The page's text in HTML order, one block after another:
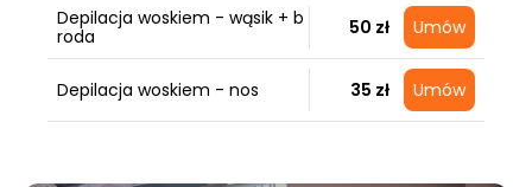
Depilacja woskiem - wąsik + b
roda
50 zł Umów
Depilacja woskiem - nos 35 zł Umów